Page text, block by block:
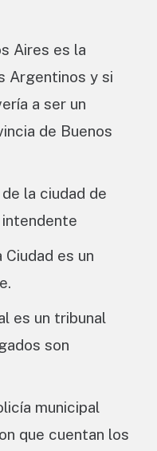
Aires es la
Argentinos y si
a ser un
de Buenos
la ciudad de
intendente
es un
es un tribunal
son
municipal
que cuentan los